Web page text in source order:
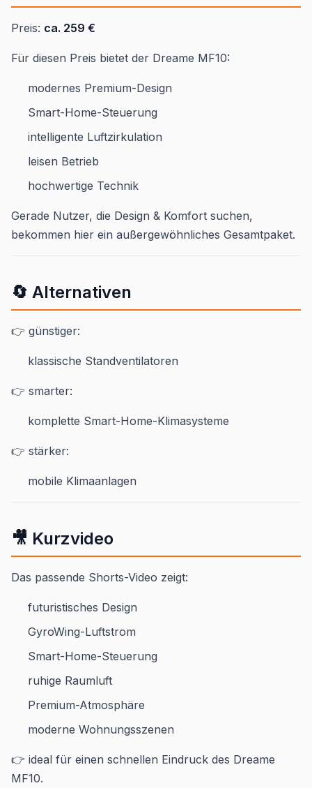
Preis: ca. 259 €
Für diesen Preis bietet der Dreame MF10:
modernes Premium-Design
Smart-Home-Steuerung
intelligente Luftzirkulation
leisen Betrieb
hochwertige Technik
Gerade Nutzer, die Design & Komfort suchen,
bekommen hier ein außergewöhnliches Gesamtpaket.
🔄 Alternativen
👉 günstiger:
klassische Standventilatoren
👉 smarter:
komplette Smart-Home-Klimasysteme
👉 stärker:
mobile Klimaanlagen
🎥 Kurzvideo
Das passende Shorts-Video zeigt:
futuristisches Design
GyroWing-Luftstrom
Smart-Home-Steuerung
ruhige Raumluft
Premium-Atmosphäre
moderne Wohnungsszenen
👉 ideal für einen schnellen Eindruck des Dreame
MF10.